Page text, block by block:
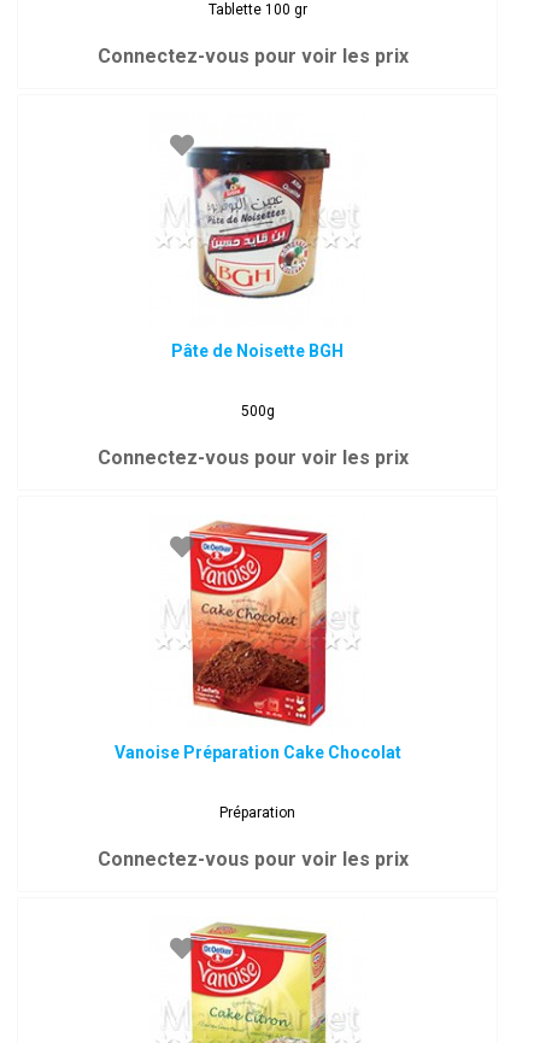
Tablette 100 gr
Connectez-vous pour voir les prix
Pâte de Noisette BGH
500g
Connectez-vous pour voir les prix
Vanoise Préparation Cake Chocolat
Préparation
Connectez-vous pour voir les prix